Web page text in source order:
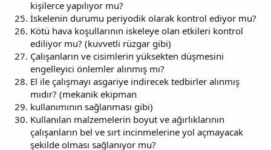
kişilerce yapılıyor mu?
İskelenin durumu periyodik olarak kontrol ediyor mu?
Kötü hava koşullarının iskeleye olan etkileri kontrol
ediliyor mu? (kuvvetli rüzgar gibi)
Çalışanların ve cisimlerin yüksekten düşmesini
engelleyici önlemler alınmış mı?
El ile çalışmayı asgariye indirecek tedbirler alınmış
mıdır? (mekanik ekipman
kullanımının sağlanması gibi)
Kullanılan malzemelerin boyut ve ağırlıklarının
çalışanların bel ve sırt incinmelerine yol açmayacak
şekilde olması sağlanıyor mu?